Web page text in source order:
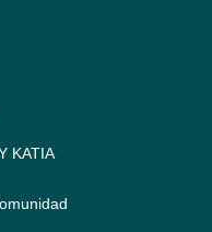
KATIA